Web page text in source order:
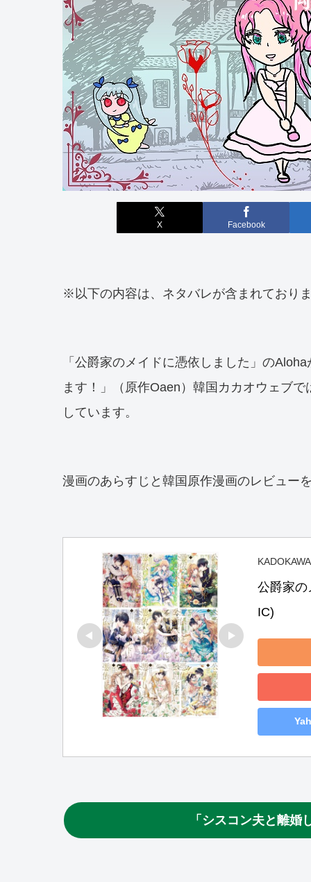
X Facebook
※以下の内容は、ネタバレが含まれており
「公爵家のメイドに憑依しました」の
ます！」（原作Oaen）韓国カカオウェブ
しています。
漫画のあらすじと韓国原作漫画のレビュー
KADOKAWA
公爵家の
IC)
「シスコン夫と離婚